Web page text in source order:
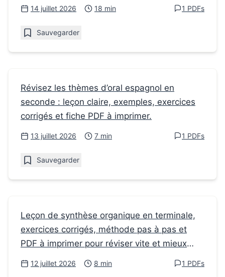
14 juillet 2026 18 min 1 PDFs
Sauvegarder
Fiches de révision
Les thèmes d’Oral Espagnol : réussir
l’expression orale en seconde
Révisez les thèmes d’oral espagnol en
seconde : leçon claire, exemples, exercices
corrigés et fiche PDF à imprimer.
13 juillet 2026 7 min 1 PDFs
Sauvegarder
Fiches de révision
Comment réussir la synthèse organique en
terminale
Leçon de synthèse organique en terminale,
exercices corrigés, méthode pas à pas et
PDF à imprimer pour réviser vite et mieux
comprendre.
12 juillet 2026 8 min 1 PDFs